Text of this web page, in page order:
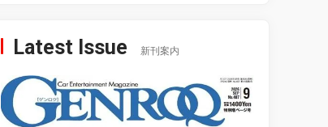
Latest Issue 新刊案内